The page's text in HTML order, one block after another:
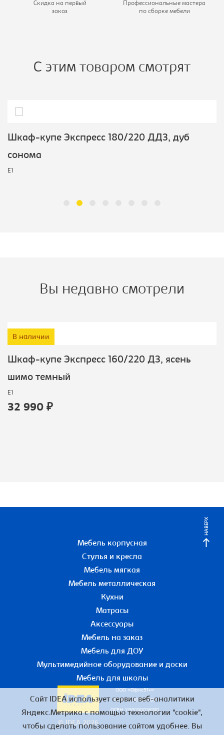
Скидка на первый
заказ
Профессиональные мастера
по сборке мебели
С этим товаром смотрят
Шкаф-купе Экспресс 180/220 ДДЗ, дуб
сонома
E1
Вы недавно смотрели
В наличии
Шкаф-купе Экспресс 160/220 ДЗ, ясень
шимо темный
E1
32 990 ₽
НАВЕРХ
Мебель корпусная
Стулья и кресла
Мебель мягкая
Мебель металлическая
Кухни
Матрасы
Аксессуары
Мебель на заказ
Мебель для ДОУ
Мультимедийное оборудование и доски
Мебель для школы
© IDEA 2026
ООО «Офис51+»
ИНН 5190055780
ОГРН 1155190016190
Сайт IDEA использует сервис веб-аналитики
Яндекс.Метрика с помощью технологии "cookie",
чтобы сделать пользование сайтом удобнее. Вы